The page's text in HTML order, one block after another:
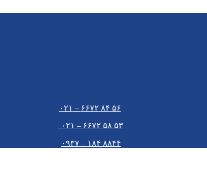
۵۶ ۸۴ ۶۶۷۲ – ۰۲۱
۵۳ ۵۸ ۶۶۷۲ – ۰۲۱
۸۸۴۴ ۱۸۴ – ۰۹۳۷